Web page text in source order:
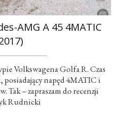
AMG A 45 4MATIC
Volkswagena Golfa R. Czas
posiadający napęd 4MATIC i
Tak – zapraszam do recenzji
Rudnicki